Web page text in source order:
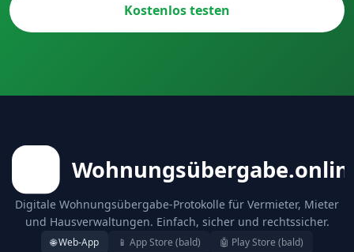
Kostenlos testen
Digitale Wohnungsübergabe-Protokolle für Vermieter, Mieter
und Hausverwaltungen. Einfach, sicher und rechtssicher.
🌐 Web-App 📱 App Store (bald) 🤖 Play Store (bald)